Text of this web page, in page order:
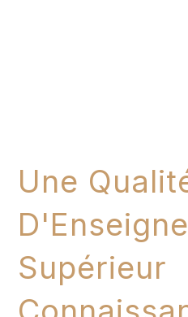
Une
Supérieur